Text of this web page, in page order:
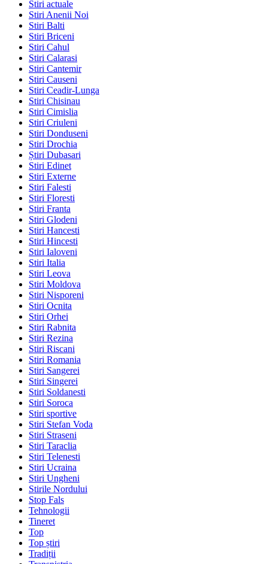
Stiri actuale
Stiri Anenii Noi
Stiri Balti
Stiri Briceni
Stiri Cahul
Stiri Calarasi
Stiri Cantemir
Stiri Causeni
Stiri Ceadir-Lunga
Stiri Chisinau
Stiri Cimislia
Stiri Criuleni
Stiri Donduseni
Stiri Drochia
Știri Dubasari
Stiri Edinet
Stiri Externe
Stiri Falesti
Stiri Floresti
Stiri Franta
Stiri Glodeni
Stiri Hancesti
Stiri Hincesti
Stiri Ialoveni
Stiri Italia
Stiri Leova
Stiri Moldova
Stiri Nisporeni
Stiri Ocnita
Stiri Orhei
Stiri Rabnita
Stiri Rezina
Stiri Riscani
Stiri Romania
Stiri Sangerei
Stiri Singerei
Stiri Soldanesti
Stiri Soroca
Stiri sportive
Stiri Stefan Voda
Stiri Straseni
Stiri Taraclia
Stiri Telenesti
Stiri Ucraina
Stiri Ungheni
Stirile Nordului
Stop Fals
Tehnologii
Tineret
Top
Top știri
Tradiții